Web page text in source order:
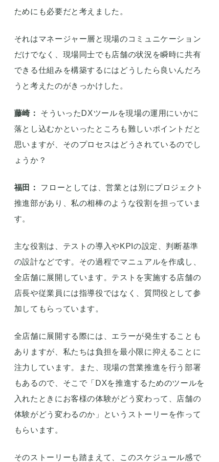
ためにも必要だと考えました。
それはマネージャー層と現場のコミュニケーション
だけでなく、現場同士でも店舗の状況を瞬時に共有
できる仕組みを構築するにはどうしたら良いんだろ
うと考えたのがきっかけした。
藤崎：
そういったDXツールを現場の運用にいかに
落とし込むかといったところも難しいポイントだと
思いますが、そのプロセスはどうされているのでし
ょうか？
福田：
フローとしては、営業とは別にプロジェクト
推進部があり、私の相棒のような役割を担っていま
す。
主な役割は、テストの導入やKPIの設定、判断基準
の設計などです。その過程でマニュアルを作成し、
全店舗に展開しています。テストを実施する店舗の
店長や従業員には指導役ではなく、質問役として参
加してもらっています。
全店舗に展開する際には、エラーが発生することも
ありますが、私たちは負担を最小限に抑えることに
注力しています。また、現場の営業推進を行う部署
もあるので、そこで「DXを推進するためのツールを
入れたときにお客様の体験がどう変わって、店舗の
体験がどう変わるのか」というストーリーを作って
もらいます。
そのストーリーも踏まえて、このスケジュール感で